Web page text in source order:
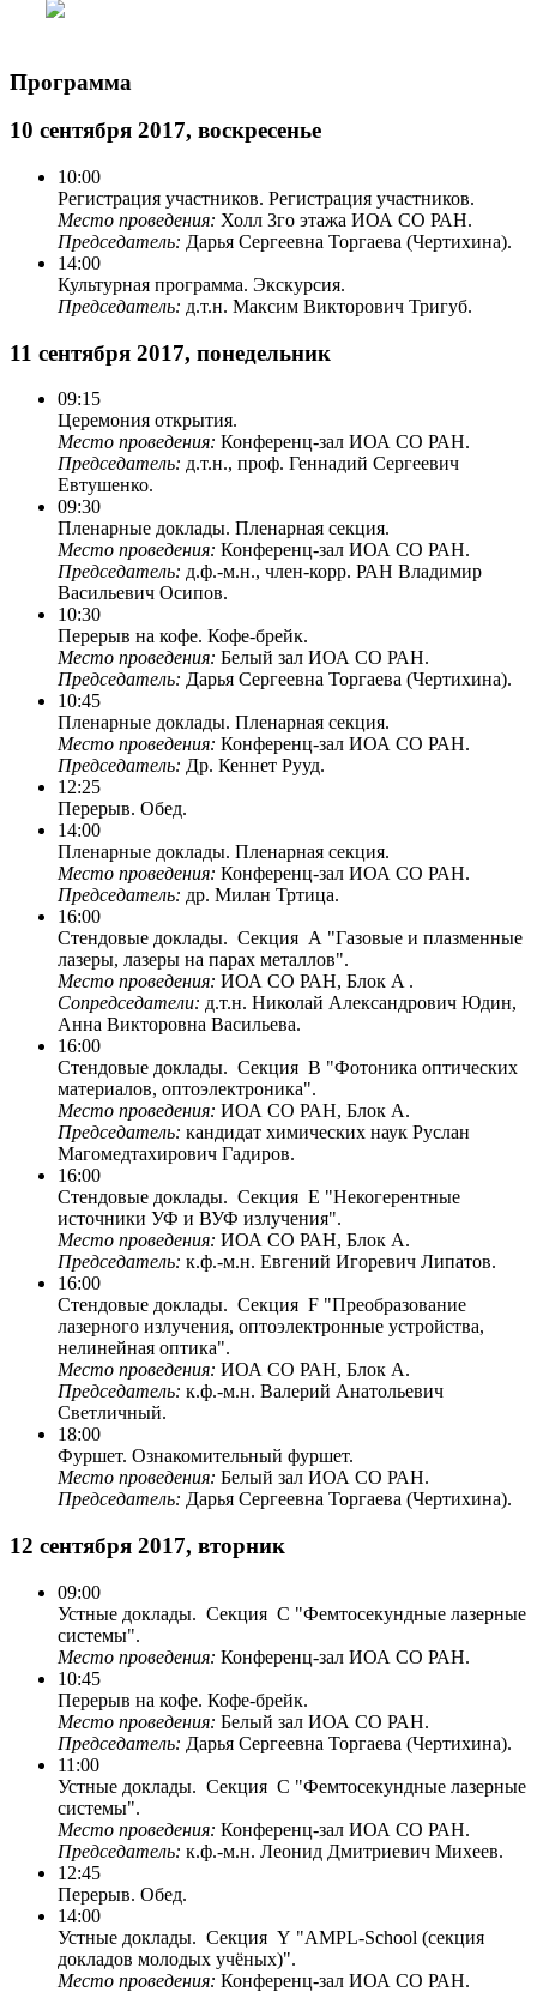
Программа
10 сентября 2017, воскресенье
10:00
Регистрация участников. Регистрация участников.
Место проведения: Холл 3го этажа ИОА СО РАН.
Председатель: Дарья Сергеевна Торгаева (Чертихина).
14:00
Культурная программа. Экскурсия.
Председатель: д.т.н. Максим Викторович Тригуб.
11 сентября 2017, понедельник
09:15
Церемония открытия.
Место проведения: Конференц-зал ИОА СО РАН.
Председатель: д.т.н., проф. Геннадий Сергеевич
Евтушенко.
09:30
Пленарные доклады. Пленарная секция.
Место проведения: Конференц-зал ИОА СО РАН.
Председатель: д.ф.-м.н., член-корр. РАН Владимир
Васильевич Осипов.
10:30
Перерыв на кофе. Кофе-брейк.
Место проведения: Белый зал ИОА СО РАН.
Председатель: Дарья Сергеевна Торгаева (Чертихина).
10:45
Пленарные доклады. Пленарная секция.
Место проведения: Конференц-зал ИОА СО РАН.
Председатель: Др. Кеннет Рууд.
12:25
Перерыв. Обед.
14:00
Пленарные доклады. Пленарная секция.
Место проведения: Конференц-зал ИОА СО РАН.
Председатель: др. Милан Тртица.
16:00
Стендовые доклады. Секция A "Газовые и плазменные
лазеры, лазеры на парах металлов".
Место проведения: ИОА СО РАН, Блок A .
Сопредседатели: д.т.н. Николай Александрович Юдин,
Анна Викторовна Васильева.
16:00
Стендовые доклады. Секция B "Фотоника оптических
материалов, оптоэлектроника".
Место проведения: ИОА СО РАН, Блок A.
Председатель: кандидат химических наук Руслан
Магомедтахирович Гадиров.
16:00
Стендовые доклады. Секция E "Некогерентные
источники УФ и ВУФ излучения".
Место проведения: ИОА СО РАН, Блок A.
Председатель: к.ф.-м.н. Евгений Игоревич Липатов.
16:00
Стендовые доклады. Секция F "Преобразование
лазерного излучения, оптоэлектронные устройства,
нелинейная оптика".
Место проведения: ИОА СО РАН, Блок A.
Председатель: к.ф.-м.н. Валерий Анатольевич
Светличный.
18:00
Фуршет. Ознакомительный фуршет.
Место проведения: Белый зал ИОА СО РАН.
Председатель: Дарья Сергеевна Торгаева (Чертихина).
12 сентября 2017, вторник
09:00
Устные доклады. Секция C "Фемтосекундные лазерные
системы".
Место проведения: Конференц-зал ИОА СО РАН.
10:45
Перерыв на кофе. Кофе-брейк.
Место проведения: Белый зал ИОА СО РАН.
Председатель: Дарья Сергеевна Торгаева (Чертихина).
11:00
Устные доклады. Секция C "Фемтосекундные лазерные
системы".
Место проведения: Конференц-зал ИОА СО РАН.
Председатель: к.ф.-м.н. Леонид Дмитриевич Михеев.
12:45
Перерыв. Обед.
14:00
Устные доклады. Секция Y "AMPL-School (секция
докладов молодых учёных)".
Место проведения: Конференц-зал ИОА СО РАН.